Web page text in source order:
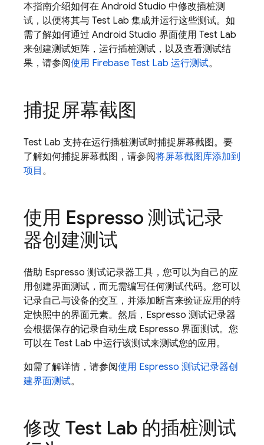
本指南介绍如何在 Android Studio 中修改插桩测
试，以便将其与 Test Lab 集成并运行这些测试。如
需了解如何通过 Android Studio 界面使用 Test Lab
来创建测试矩阵，运行插桩测试，以及查看测试结
果，请参阅使用 Firebase Test Lab 运行测试。
捕捉屏幕截图
Test Lab 支持在运行插桩测试时捕捉屏幕截图。要
了解如何捕捉屏幕截图，请参阅将屏幕截图库添加到
项目 。
使用 Espresso 测试记录
器创建测试
借助 Espresso 测试记录器工具，您可以为自己的应
用创建界面测试，而无需编写任何测试代码。您可以
记录自己与设备的交互，并添加断言来验证应用的特
定快照中的界面元素。然后，Espresso 测试记录器
会根据保存的记录自动生成 Espresso 界面测试。您
可以在 Test Lab 中运行该测试来测试您的应用。
如需了解详情，请参阅使用 Espresso 测试记录器创
建界面测试。
修改 Test Lab 的插桩测试